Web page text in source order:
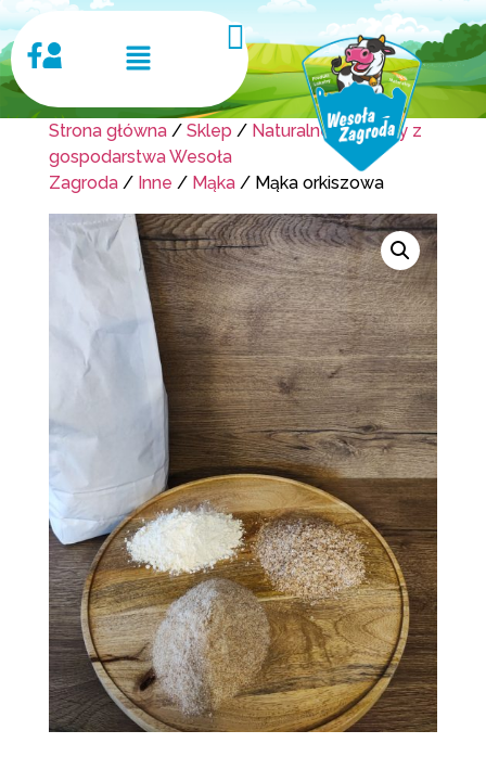
Strona główna/ Sklep / Naturalne produkty z
gospodarstwa Wesoła
Zagroda/ Inne / Mąka/ Mąka orkiszowa